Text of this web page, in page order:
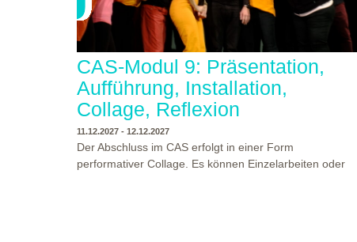
CAS-Modul 9: Präsentation,
Aufführung, Installation,
Collage, Reflexion
11.12.2027 - 12.12.2027
Der Abschluss im CAS erfolgt in einer Form
performativer Collage. Es können Einzelarbeiten oder